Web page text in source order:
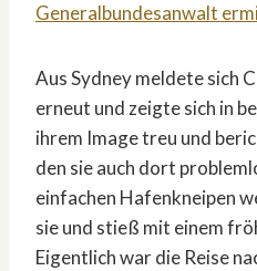
Generalbundesanwalt
Aus Sydney meldete sich
erneut und zeigte sich in
ihrem Image treu und
den sie auch dort
einfachen Hafenkneipen
sie und stieß mit einem
Eigentlich war die Reise